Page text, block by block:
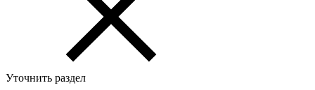
Уточнить раздел